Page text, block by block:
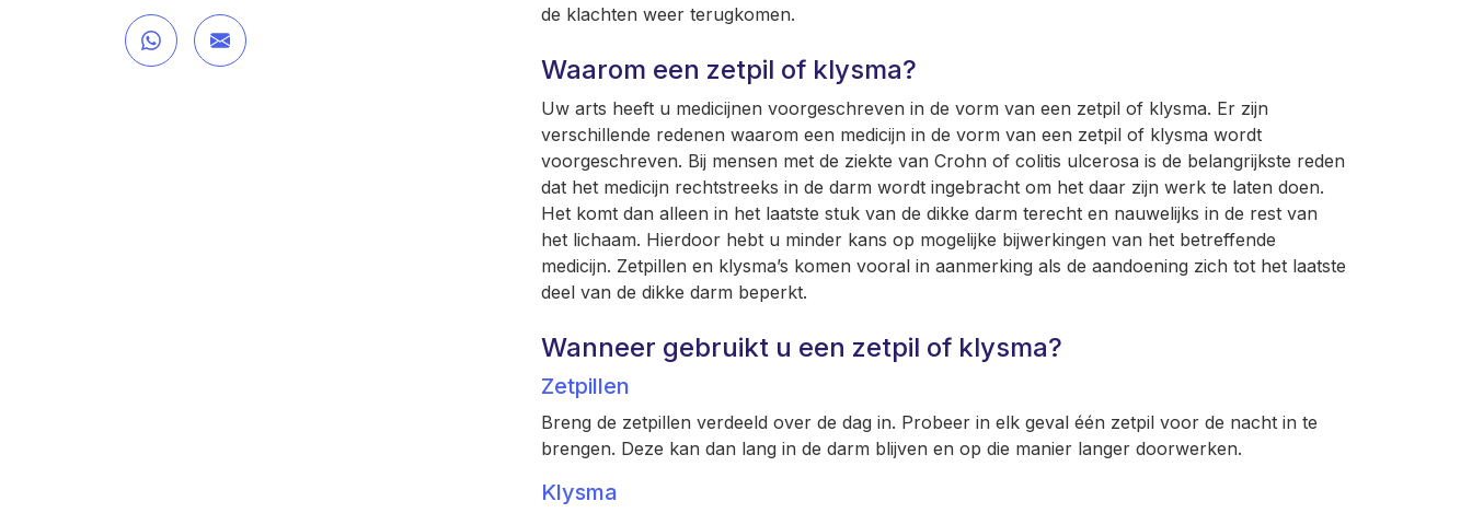
de klachten weer terugkomen.
Waarom een zetpil of klysma?
Uw arts heeft u medicijnen voorgeschreven in de vorm van een zetpil of klysma. Er zijn
verschillende redenen waarom een medicijn in de vorm van een zetpil of klysma wordt
voorgeschreven. Bij mensen met de ziekte van Crohn of colitis ulcerosa is de belangrijkste reden
dat het medicijn rechtstreeks in de darm wordt ingebracht om het daar zijn werk te laten doen.
Het komt dan alleen in het laatste stuk van de dikke darm terecht en nauwelijks in de rest van
het lichaam. Hierdoor hebt u minder kans op mogelijke bijwerkingen van het betreffende
medicijn. Zetpillen en klysma’s komen vooral in aanmerking als de aandoening zich tot het laatste
deel van de dikke darm beperkt.
Wanneer gebruikt u een zetpil of klysma?
Zetpillen
Breng de zetpillen verdeeld over de dag in. Probeer in elk geval één zetpil voor de nacht in te
brengen. Deze kan dan lang in de darm blijven en op die manier langer doorwerken.
Klysma